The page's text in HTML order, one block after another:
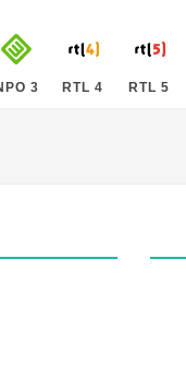
3 RTL 4 RTL 5